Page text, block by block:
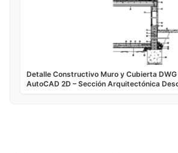
Detalle Constructivo Muro y Cubierta
AutoCAD 2D – Sección Arquitectónica